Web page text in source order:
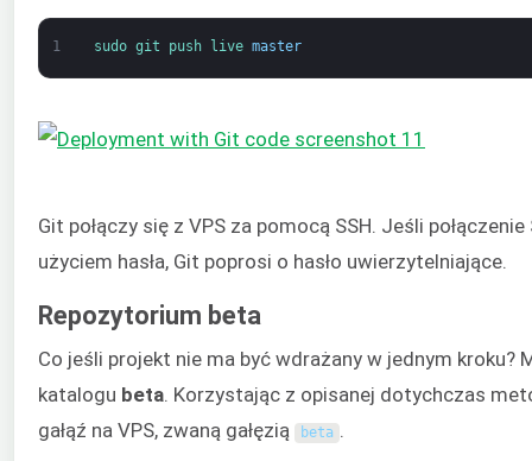
1 sudo git push live master
Git połączy się z VPS za pomocą SSH. Jeśli
użyciem hasła, Git poprosi o hasło uwierzytelniające.
Repozytorium beta
Co jeśli projekt nie ma być wdrażany w jednym
katalogu beta. Korzystając z opisanej dotychczas
gałąź na VPS, zwaną gałęzią
beta .